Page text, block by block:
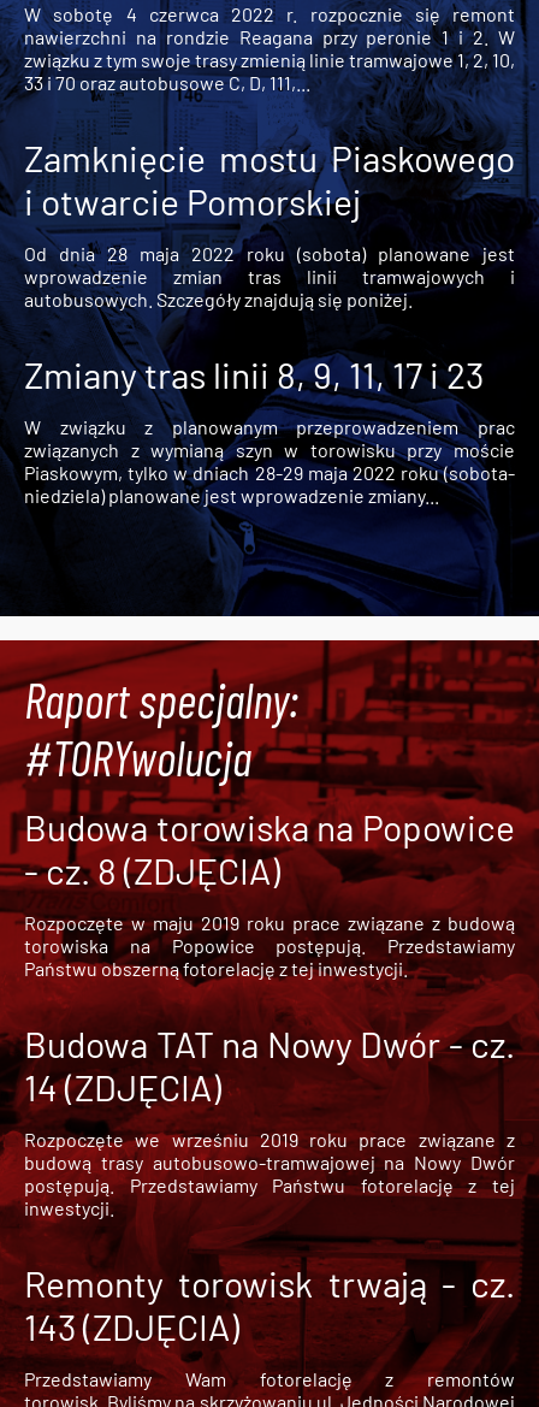
W sobotę 4 czerwca 2022 r. rozpocznie się remont
nawierzchni na rondzie Reagana przy peronie 1 i 2. W
związku z tym swoje trasy zmienią linie tramwajowe 1, 2, 10,
33 i 70 oraz autobusowe C, D, 111,...
Zamknięcie mostu Piaskowego
i otwarcie Pomorskiej
Od dnia 28 maja 2022 roku (sobota) planowane jest
wprowadzenie zmian tras linii tramwajowych i
autobusowych. Szczegóły znajdują się poniżej.
Zmiany tras linii 8, 9, 11, 17 i 23
W związku z planowanym przeprowadzeniem prac
związanych z wymianą szyn w torowisku przy moście
Piaskowym, tylko w dniach 28-29 maja 2022 roku (sobota-
niedziela) planowane jest wprowadzenie zmiany...
Raport specjalny:
#TORYwolucja
Budowa torowiska na Popowice
- cz. 8 (ZDJĘCIA)
Rozpoczęte w maju 2019 roku prace związane z budową
torowiska na Popowice
postępują. Przedstawiamy
Państwu obszerną fotorelację z tej inwestycji.
Budowa TAT na Nowy Dwór - cz.
14 (ZDJĘCIA)
Rozpoczęte we wrześniu 2019 roku prace związane z
budową trasy autobusowo-tramwajowej na Nowy Dwór
postępują. Przedstawiamy Państwu fotorelację z tej
inwestycji.
Remonty torowisk trwają - cz.
143 (ZDJĘCIA)
Przedstawiamy Wam fotorelację z remontów
torowisk. Byliśmy na skrzyżowaniu ul. Jedności Narodowej